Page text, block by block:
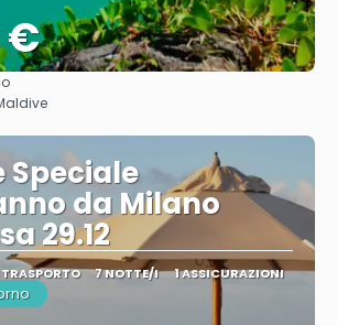
€
Speciale
da Milano
29.12
7 NOTTE/I 1 ASSICURAZIONI